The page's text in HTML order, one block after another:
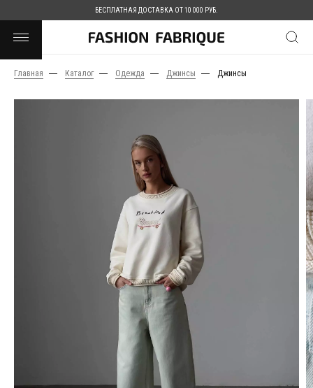
БЕСПЛАТНАЯ ДОСТАВКА ОТ 10 000 РУБ.
Главная Каталог Одежда Джинсы Джинсы